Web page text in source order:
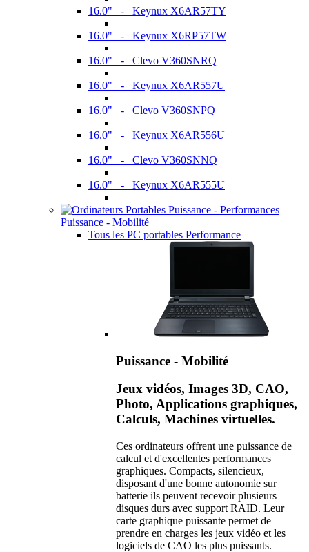
16.0" - Keynux X6AR57TY
16.0" - Keynux X6RP57TW
16.0" - Clevo V360SNRQ
16.0" - Keynux X6AR557U
16.0" - Clevo V360SNPQ
16.0" - Keynux X6AR556U
16.0" - Clevo V360SNNQ
16.0" - Keynux X6AR555U
Puissance - Mobilité
Tous les PC portables Performance
Puissance - Mobilité
Jeux vidéos, Images 3D, CAO,
Photo, Applications graphiques,
Calculs, Machines virtuelles.
Ces ordinateurs offrent une puissance de
calcul et d'excellentes performances
graphiques. Compacts, silencieux,
disposant d'une bonne autonomie sur
batterie ils peuvent recevoir plusieurs
disques durs avec support RAID. Leur
carte graphique puissante permet de
prendre en charges les jeux vidéo et les
logiciels de CAO les plus puissants.